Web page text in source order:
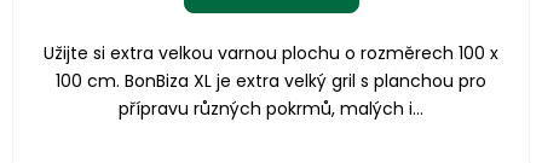
Užijte si extra velkou varnou plochu o rozměrech 100 x
100 cm. BonBiza XL je extra velký gril s planchou pro
přípravu různých pokrmů, malých i...